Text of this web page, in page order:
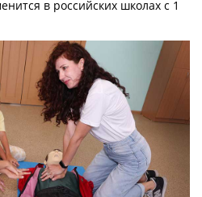
в российских школах с 1